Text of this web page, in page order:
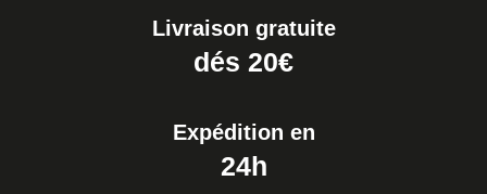
Livraison gratuite
dés 20€
Expédition en
24h